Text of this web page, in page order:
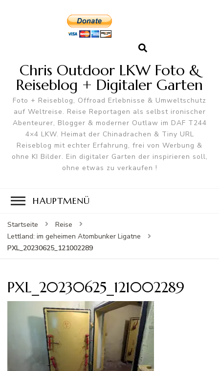
Chris Outdoor LKW Foto &
Reiseblog + Digitaler Garten
Foto + Reiseblog, Offroad Erlebnisse & Umweltschutz
auf Weltreise. Reise Reportagen als selbst ironischer
Abenteurer, Blogger & moderner Outlaw im DAF T244
4×4 LKW. Heimat der Chinadrachen & Tiny URL
Reiseblog mit echter Erfahrung, frei von Werbung &
ohne KI Bilder. Ein digitaler Garten der inspirieren soll,
ohne etwas zu verkaufen !
HAUPTMENÜ
Startseite
Reise
Lettland: im geheimen Atombunker Ligatne
PXL_20230625_121002289
PXL_20230625_121002289